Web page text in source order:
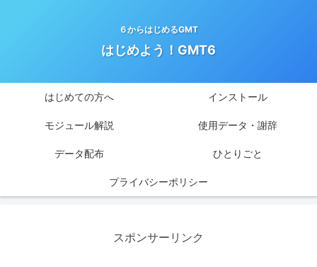
６からはじめるGMT
はじめよう！GMT6
はじめての方へ インストール
モジュール解説 使用データ・謝辞
データ配布 ひとりごと
プライバシーポリシー
スポンサーリンク